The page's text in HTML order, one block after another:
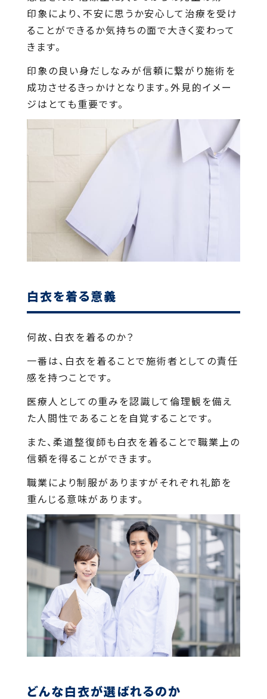
印象により、不安に思うか安心して治療を受け
ることができるか気持ちの面で大きく変わって
きます。
印象の良い身だしなみが信頼に繋がり施術を
成功させるきっかけとなります。外見的イメー
ジはとても重要です。
白衣を着る意義
何故、白衣を着るのか？
一番は、白衣を着ることで施術者としての責任
感を持つことです。
医療人としての重みを認識して倫理観を備え
た人間性であることを自覚することです。
また、柔道整復師も白衣を着ることで職業上の
信頼を得ることができます。
職業により制服がありますがそれぞれ礼節を
重んじる意味があります。
どんな白衣が選ばれるのか